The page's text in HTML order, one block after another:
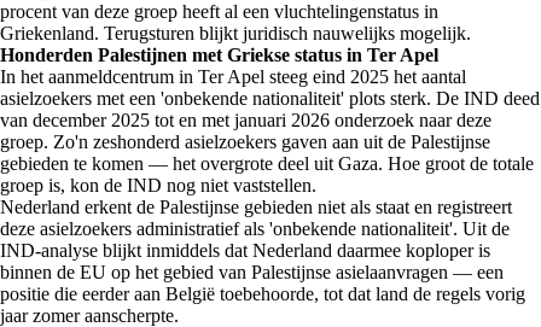
procent van deze groep heeft al een vluchtelingenstatus in
Griekenland. Terugsturen blijkt juridisch nauwelijks mogelijk.
Honderden Palestijnen met Griekse status in Ter Apel
In het aanmeldcentrum in Ter Apel steeg eind 2025 het aantal
asielzoekers met een 'onbekende nationaliteit' plots sterk. De IND deed
van december 2025 tot en met januari 2026 onderzoek naar deze
groep. Zo'n zeshonderd asielzoekers gaven aan uit de Palestijnse
gebieden te komen — het overgrote deel uit Gaza. Hoe groot de totale
groep is, kon de IND nog niet vaststellen.
Nederland erkent de Palestijnse gebieden niet als staat en registreert
deze asielzoekers administratief als 'onbekende nationaliteit'. Uit de
IND-analyse blijkt inmiddels dat Nederland daarmee koploper is
binnen de EU op het gebied van Palestijnse asielaanvragen — een
positie die eerder aan België toebehoorde, tot dat land de regels vorig
jaar zomer aanscherpte.